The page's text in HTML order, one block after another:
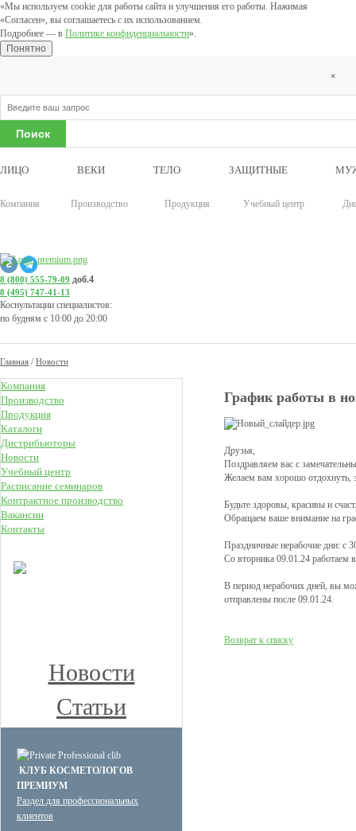
«Мы используем cookie для работы сайта и улучшения его работы. Нажимая
«Согласен», вы соглашаетесь с их использованием.
Подробнее — в Политике конфиденциальности».
Понятно
×
ЛИЦО ВЕКИ ТЕЛО ЗАЩИТНЫЕ
Компания Производство Продукция Учебный центр
8 (800) 555-79-09 доб.4
8 (495) 747-41-13
Коснультации специалистов:
по будням с 10:00 до 20:00
Главная / Новости
Компания
Производство
Продукция
Каталоги
Дистрибьюторы
Новости
Учебный центр
Расписание семинаров
Контрактное производство
Вакансии
Контакты
Новости
Статьи
КЛУБ КОСМЕТОЛОГОВ
ПРЕМИУМ
Раздел для профессиональных
клиентов
График работы в
Друзья,
Поздравляем вас с
Желаем вам хорошо отдохнуть,
Будьте здоровы, красивы и
Обращаем ваше внимание на
Праздничные нерабочие дни: с
Со вторника 09.01.24 работаем
В период нерабочих дней, вы
отправлены после 09.01.24.
Возврат к списку